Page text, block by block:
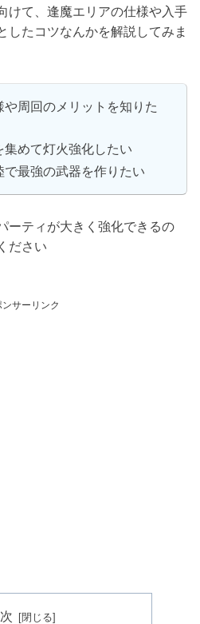
けて、逢魔エリアの仕様や入手
したコツなんかを解説してみま
周回のメリットを知りた
めて灯火強化したい
で最強の武器を作りたい
ーティが大きく強化できるの
ださい
ンサーリンク